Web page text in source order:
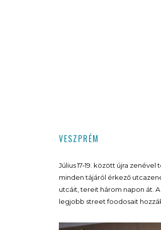
VESZPRÉM
Július 17‑19. között újra zenével
minden tájáról érkező
utcáit, tereit három napon át.
legjobb street foodosait